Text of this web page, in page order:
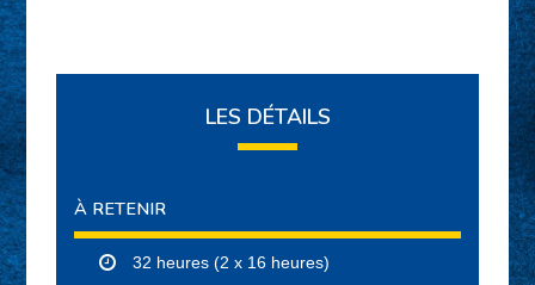
LES DÉTAILS
À RETENIR
32 heures (2 x 16 heures)